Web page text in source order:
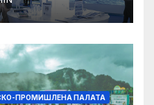
ПРОМИШЛЕНА ПАЛАТА